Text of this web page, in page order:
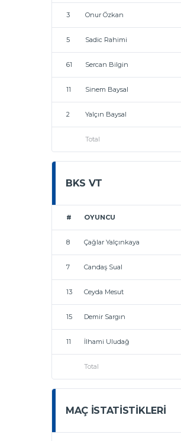
3 Onur Özkan
5 Sadic Rahimi
61 Sercan Bilgin
11 Sinem Baysal
2 Yalçın Baysal
Total
BKS VT
# OYUNCU
8 Çağlar Yalçınkaya
7 Candaş Sual
13 Ceyda Mesut
15 Demir Sargın
11 İlhami Uludağ
Total
MAÇ İSTATISTIKLERI